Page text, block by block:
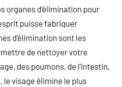
organes d’élimination pour
puisse fabriquer
d’élimination sont les
de nettoyer votre
des poumons, de l’intestin,
le visage élimine le plus